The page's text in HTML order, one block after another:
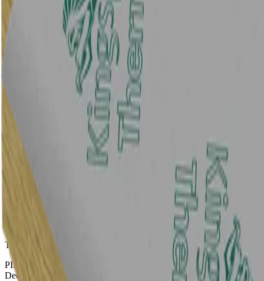
Dachdämmung
Dachdämmung
Therma TR27 Flachdachplatte
Als Flachdachdämmung und Innendämmung der Decke einsetzbar
Therma TT47 Gefälledachplatte
Polyurethan Gefälledachdämmung mit beidseitiger Mineralvlies-
Kaschierung
Therma TR26 Flachdachplatte
PIR-Hochleistungsdämmung mit beidseitiger Alu-Mehrlagen-
Deckschicht